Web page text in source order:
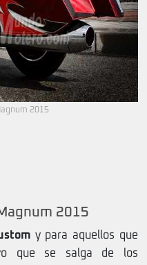
2015
2015
y para aquellos que
que se salga de los